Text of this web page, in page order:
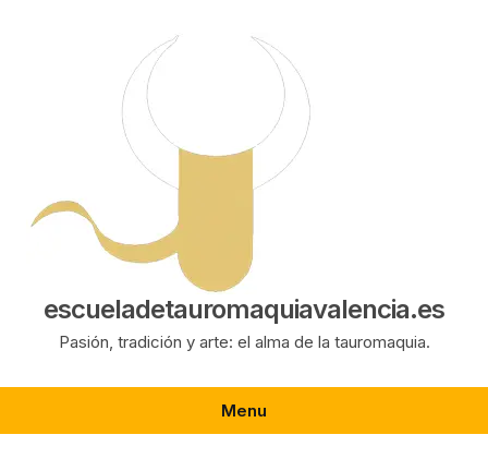
escueladetauromaquiavalencia.es
Pasión, tradición y arte: el alma de la tauromaquia.
Menu